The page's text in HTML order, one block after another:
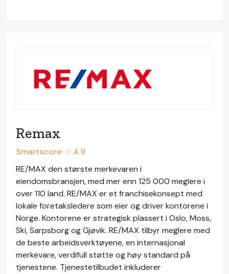
Remax
Smartscore: ☆4.9
RE/MAX den største merkevaren i
eiendomsbransjen, med mer enn 125 000 meglere i
over 110 land. RE/MAX er et franchisekonsept med
lokale foretaksledere som eier og driver kontorene i
Norge. Kontorene er strategisk plassert i Oslo, Moss,
Ski, Sarpsborg og Gjøvik. RE/MAX tilbyr meglere med
de beste arbeidsverktøyene, en internasjonal
merkevare, verdifull støtte og høy standard på
tjenestene. Tjenestetilbudet inkluderer